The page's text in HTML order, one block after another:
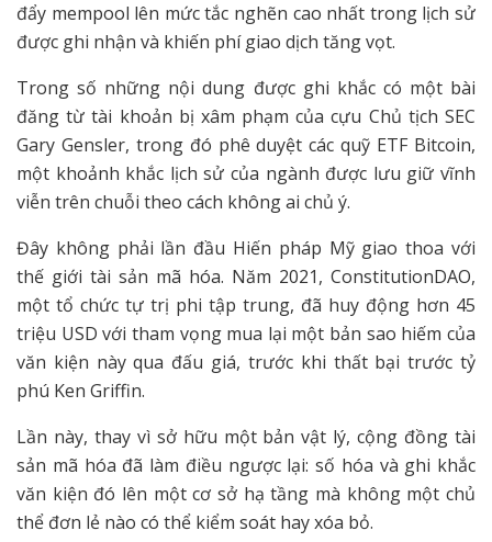
đẩy mempool lên mức tắc nghẽn cao nhất trong lịch sử
được ghi nhận và khiến phí giao dịch tăng vọt.
Trong số những nội dung được ghi khắc có một bài
đăng từ tài khoản bị xâm phạm của cựu Chủ tịch SEC
Gary Gensler, trong đó phê duyệt các quỹ ETF Bitcoin,
một khoảnh khắc lịch sử của ngành được lưu giữ vĩnh
viễn trên chuỗi theo cách không ai chủ ý.
Đây không phải lần đầu Hiến pháp Mỹ giao thoa với
thế giới tài sản mã hóa. Năm 2021, ConstitutionDAO,
một tổ chức tự trị phi tập trung, đã huy động hơn 45
triệu USD với tham vọng mua lại một bản sao hiếm của
văn kiện này qua đấu giá, trước khi thất bại trước tỷ
phú Ken Griffin.
Lần này, thay vì sở hữu một bản vật lý, cộng đồng tài
sản mã hóa đã làm điều ngược lại: số hóa và ghi khắc
văn kiện đó lên một cơ sở hạ tầng mà không một chủ
thể đơn lẻ nào có thể kiểm soát hay xóa bỏ.